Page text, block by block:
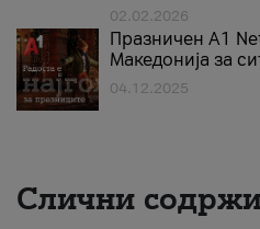
02.02.2026
Празничен A1
Македонија за
04.12.2025
Слични